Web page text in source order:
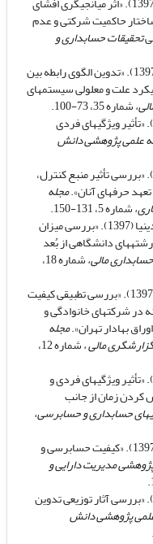
حاکمیت شرکتی و عدم
تحقیقات حسابداری و
مهدوی، غلامحسین و نویدرضا نمازی (1397). «تدوین الگوی رابطه بین
علت و معلولی سیستم­های
شماره 35، 73-100.
مهدوی، غلامحسین و رضا زمانی (1397). «تأثیر ویژگی­های فردی
علمی پژوهشی دانش
مهدوی، غلامحسین و رضا زمانی (1397). «بررسی تأثیر منبع کنترل،
حرفه­ای آنان».مجله
شماره 5، 131-150.
مهدوی، غلامحسین و عبدالمجید سرمدی­نیا (1397). «بررسی میزان
دانشگاهی از بُعد
مالی، شماره 18،
مهدوی، غلامحسین و عیسی کریمی­پور (1397). «بررسی تطبیقی کیفیت
در شرکتهای خانوادگی و
بهادار تهران».مجله
مالی ، شماره 12،
مهدوی، غلامحسین و رضا زمانی (1397). «تأثیر ویژگیهای فردی و
کردن زمان از جانب
حسابداری و حسابرسی،
مهدوی، غلامحسین و نجمه رستگاری (1397). «کیفیت حسابرسی و
مدیریت دارایی و
مهدوی، غلامحسین و الهه برزگر (1398). «بررسی آثار توزیعی تدوین
پژوهشی دانش